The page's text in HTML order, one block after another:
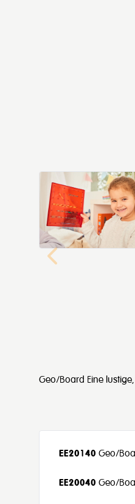
Geo/Board Eine
EE20140 Geo/
EE20040 Geo/